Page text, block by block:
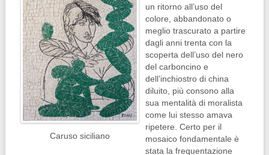
Caruso siciliano
un ritorno all’uso del
colore, abbandonato o
meglio trascurato a partire
dagli anni trenta con la
scoperta dell’uso del nero
del carboncino e
dell’inchiostro di china
diluito, più consono alla
sua mentalità di moralista
come lui stesso amava
ripetere. Certo per il
mosaico fondamentale è
stata la frequentazione